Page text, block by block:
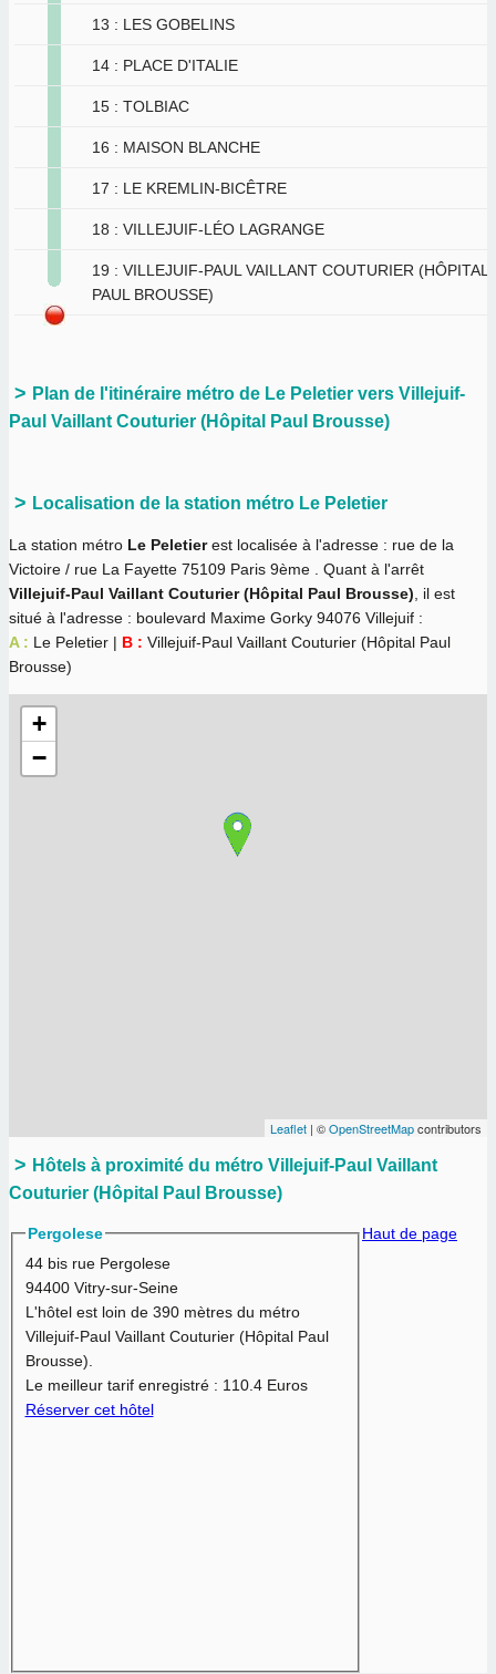
13 : LES GOBELINS
14 : PLACE D'ITALIE
15 : TOLBIAC
16 : MAISON BLANCHE
17 : LE KREMLIN-BICÊTRE
18 : VILLEJUIF-LÉO LAGRANGE
19 : VILLEJUIF-PAUL VAILLANT COUTURIER (HÔPITAL
PAUL BROUSSE)
Plan de l'itinéraire métro de Le Peletier vers Villejuif-
Paul Vaillant Couturier (Hôpital Paul Brousse)
Localisation de la station métro Le Peletier
La station métro Le Peletierest localisée à l'adresse : rue de la
Victoire / rue La Fayette 75109 Paris 9ème . Quant à l'arrêt
Villejuif-Paul Vaillant Couturier (Hôpital Paul Brousse) , il est
situé à l'adresse : boulevard Maxime Gorky 94076 Villejuif :
A : Le Peletier | B : Villejuif-Paul Vaillant Couturier (Hôpital Paul
Brousse)
+
−
Leaflet | ©OpenStreetMapcontributors
Hôtels à proximité du métro Villejuif-Paul Vaillant
Couturier (Hôpital Paul Brousse)
Pergolese
44 bis rue Pergolese
94400 Vitry-sur-Seine
L'hôtel est loin de 390 mètres du métro
Villejuif-Paul Vaillant Couturier (Hôpital Paul
Brousse).
Le meilleur tarif enregistré : 110.4 Euros
Réserver cet hôtel
Haut de page